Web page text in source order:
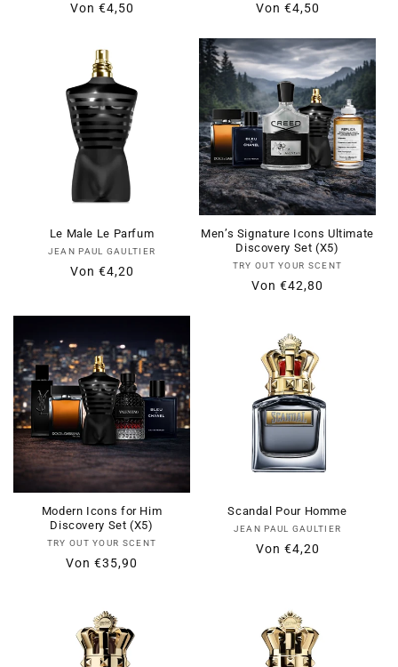
Normaler
Verkaufspreis
Von €4,50
Normaler
Verkaufspreis
Von €4,50
Le Male Le Parfum
Anbieter:
JEAN PAUL GAULTIER
Normaler
Verkaufspreis
Von €4,20
Men’s Signature Icons Ultimate
Discovery Set (X5)
Anbieter:
TRY OUT YOUR SCENT
Normaler
Verkaufspreis
Von €42,80
Modern Icons for Him
Discovery Set (X5)
Anbieter:
TRY OUT YOUR SCENT
Normaler
Verkaufspreis
Von €35,90
Scandal Pour Homme
Anbieter:
JEAN PAUL GAULTIER
Normaler
Verkaufspreis
Von €4,20